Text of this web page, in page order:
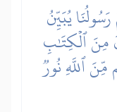
يُبَيِّنُ
مِنَ ٱلۡكِتَٰبِ
ٱللَّهِ نُورٞ